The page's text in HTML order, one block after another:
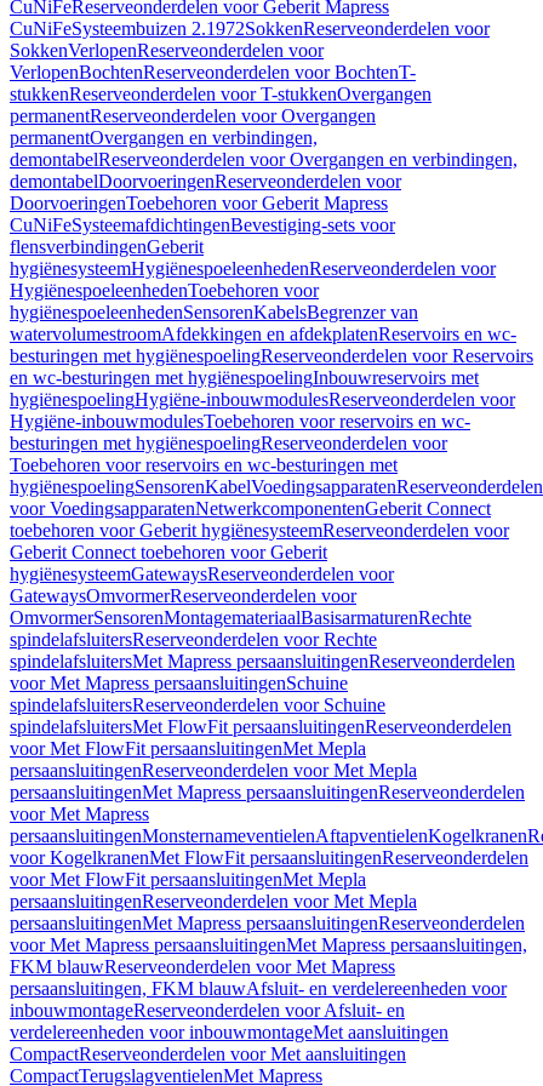
CuNiFeReserveonderdelen voor Geberit Mapress
CuNiFeSysteembuizen 2.1972SokkenReserveonderdelen voor
SokkenVerlopenReserveonderdelen voor
VerlopenBochtenReserveonderdelen voor BochtenT-
stukkenReserveonderdelen voor T-stukkenOvergangen
permanentReserveonderdelen voor Overgangen
permanentOvergangen en verbindingen,
demontabelReserveonderdelen voor Overgangen en verbindingen,
demontabelDoorvoeringenReserveonderdelen voor
DoorvoeringenToebehoren voor Geberit Mapress
CuNiFeSysteemafdichtingenBevestiging-sets voor
flensverbindingenGeberit
hygiënesysteemHygiënespoeleenhedenReserveonderdelen voor
HygiënespoeleenhedenToebehoren voor
hygiënespoeleenhedenSensorenKabelsBegrenzer van
watervolumestroomAfdekkingen en afdekplatenReservoirs en wc-
besturingen met hygiënespoelingReserveonderdelen voor Reservoirs
en wc-besturingen met hygiënespoelingInbouwreservoirs met
hygiënespoelingHygiëne-inbouwmodulesReserveonderdelen voor
Hygiëne-inbouwmodulesToebehoren voor reservoirs en wc-
besturingen met hygiënespoelingReserveonderdelen voor
Toebehoren voor reservoirs en wc-besturingen met
hygiënespoelingSensorenKabelVoedingsapparatenReserveonderdelen
voor VoedingsapparatenNetwerkcomponentenGeberit Connect
toebehoren voor Geberit hygiënesysteemReserveonderdelen voor
Geberit Connect toebehoren voor Geberit
hygiënesysteemGatewaysReserveonderdelen voor
GatewaysOmvormerReserveonderdelen voor
OmvormerSensorenMontagemateriaalBasisarmaturenRechte
spindelafsluitersReserveonderdelen voor Rechte
spindelafsluitersMet Mapress persaansluitingenReserveonderdelen
voor Met Mapress persaansluitingenSchuine
spindelafsluitersReserveonderdelen voor Schuine
spindelafsluitersMet FlowFit persaansluitingenReserveonderdelen
voor Met FlowFit persaansluitingenMet Mepla
persaansluitingenReserveonderdelen voor Met Mepla
persaansluitingenMet Mapress persaansluitingenReserveonderdelen
voor Met Mapress
persaansluitingenMonsternameventielenAftapventielenKogelkranen
voor KogelkranenMet FlowFit persaansluitingenReserveonderdelen
voor Met FlowFit persaansluitingenMet Mepla
persaansluitingenReserveonderdelen voor Met Mepla
persaansluitingenMet Mapress persaansluitingenReserveonderdelen
voor Met Mapress persaansluitingenMet Mapress persaansluitingen,
FKM blauwReserveonderdelen voor Met Mapress
persaansluitingen, FKM blauwAfsluit- en verdelereenheden voor
inbouwmontageReserveonderdelen voor Afsluit- en
verdelereenheden voor inbouwmontageMet aansluitingen
CompactReserveonderdelen voor Met aansluitingen
CompactTerugslagventielenMet Mapress